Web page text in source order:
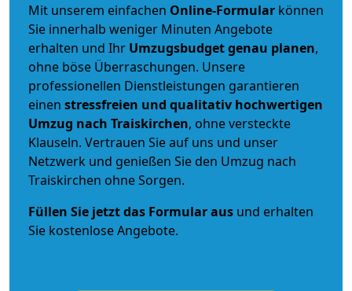
Mit unserem einfachen Online-Formular können
Sie innerhalb weniger Minuten Angebote
erhalten und Ihr Umzugsbudgetgenau planen,
ohne böse Überraschungen. Unsere
professionellen Dienstleistungen garantieren
einen stressfreien und qualitativ hochwertigen
Umzug nach Traiskirchen, ohne versteckte
Klauseln. Vertrauen Sie auf uns und unser
Netzwerk und genießen Sie den Umzug nach
Traiskirchen ohne Sorgen.
Füllen Sie jetzt das Formular aus und erhalten
Sie kostenlose Angebote.